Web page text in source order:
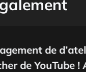
de
de YouTube !